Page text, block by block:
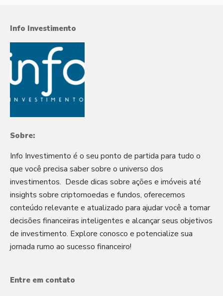
Info Investimento
Sobre:
Info Investimento é o seu ponto de partida para tudo o
que você precisa saber sobre o universo dos
investimentos. Desde dicas sobre ações e imóveis até
insights sobre criptomoedas e fundos, oferecemos
conteúdo relevante e atualizado para ajudar você a tomar
decisões financeiras inteligentes e alcançar seus objetivos
de investimento. Explore conosco e potencialize sua
jornada rumo ao sucesso financeiro!
Entre em contato